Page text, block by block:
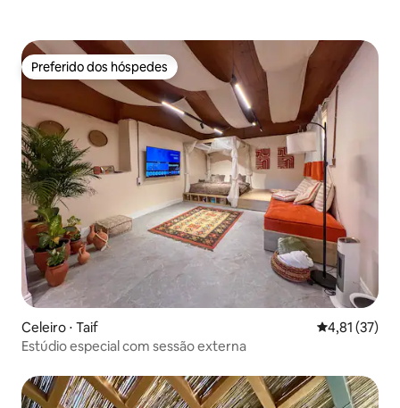
Preferido dos hóspedes
Preferido dos hóspedes
Celeiro ⋅ Taif 4,81 de uma
4,81 (37)
Estúdio especial com sessão externa